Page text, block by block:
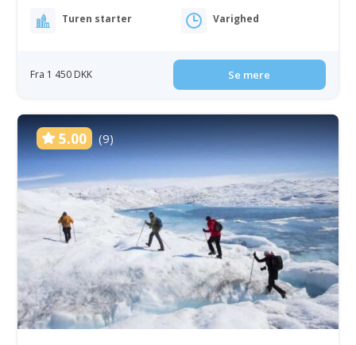
Turen starter Varighed
Fra 1 450 DKK Se mere
5.00 (9)